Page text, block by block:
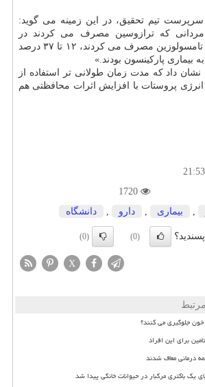
تیم تحقیق، در این زمینه می گوید:
مردانی که ترازوسین مصرف می کردند در
مقایسه با مردانی که تامسولوزین مصرف می کردند، ۱۲ تا ۳۷ درصد
بیماری پارکینسون بودند.»
نشان داد که مدت زمان طولانی تر استفاده از
انرژی پروستات با افزایش اثرات محافظتی هم
بیماری دارو دانشگاه
(0)
(0)
X
جلوگیری می کنند؟
برای این افراد
درمانی معاف شدند
یک باکتری مرگبار در حیوانات خانگی پیدا شد